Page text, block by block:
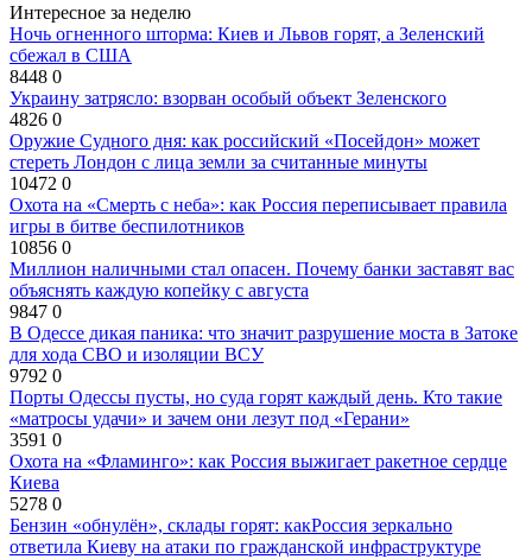
Интересное за неделю
Ночь огненного шторма: Киев и Львов горят, а Зеленский
сбежал в США
8448 0
Украину затрясло: взорван особый объект Зеленского
4826 0
Оружие Судного дня: как российский «Посейдон» может
стереть Лондон с лица земли за считанные минуты
10472 0
Охота на «Смерть с неба»: как Россия переписывает правила
игры в битве беспилотников
10856 0
Миллион наличными стал опасен. Почему банки заставят вас
объяснять каждую копейку с августа
9847 0
В Одессе дикая паника: что значит разрушение моста в Затоке
для хода СВО и изоляции ВСУ
9792 0
Порты Одессы пусты, но суда горят каждый день. Кто такие
«матросы удачи» и зачем они лезут под «Герани»
3591 0
Охота на «Фламинго»: как Россия выжигает ракетное сердце
Киева
5278 0
Бензин «обнулён», склады горят: какРоссия зеркально
ответила Киеву на атаки по гражданской инфраструктуре